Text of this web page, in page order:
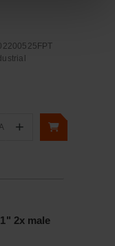
+
2x male